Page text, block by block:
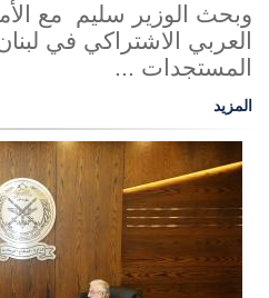
وبحث الوزير سليم مع
العربي الاشتراكي في
المستجدات ...
المزيد